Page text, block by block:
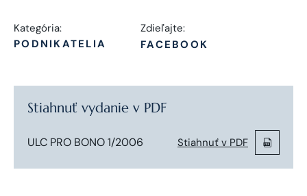
Kategória:
PODNIKATELIA
Zdieľajte:
FACEBOOK
Stiahnuť vydanie v PDF
ULC PRO BONO 1/2006 Stiahnuť v PDF